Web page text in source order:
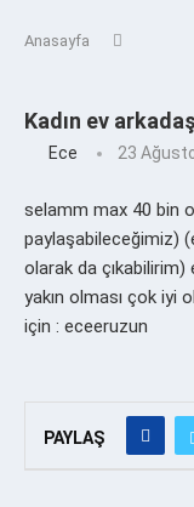
Anasayfa
Kadın ev
Ece 23
selamm max 40 bin
paylaşabileceğimiz)
olarak da
yakın olması çok iyi
için : eceeruzun
PAYLAŞ